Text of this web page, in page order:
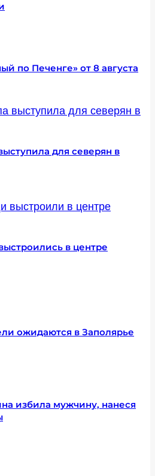
по Печенге» от 8 августа
для северян в
в центре
ожидаются в Заполярье
избила мужчину, нанеся